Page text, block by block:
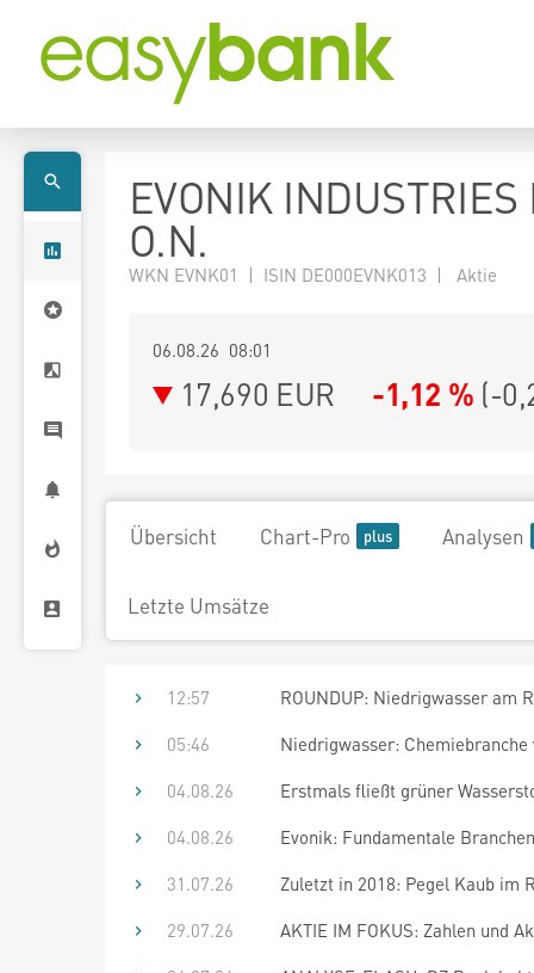
EVONIK INDUSTRIES
O.N.
WKN EVNK01 | ISIN DE000EVNK013 | Aktie
06.08.26 08:01
17,690 EUR -1,12 % (-
Übersicht Chart-Pro Analysen
Letzte Umsätze
12:57
ROUNDUP: Niedrigwasser am
05:46
Niedrigwasser:
04.08.26
Erstmals fließt grüner
04.08.26
Evonik: Fundamentale
31.07.26
Zuletzt in 2018: Pegel Kaub im
29.07.26
AKTIE IM FOKUS: Zahlen und